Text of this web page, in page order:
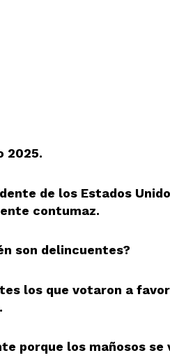
2025.
de los Estados
contumaz.
son delincuentes?
los que votaron a
porque los mañosos se